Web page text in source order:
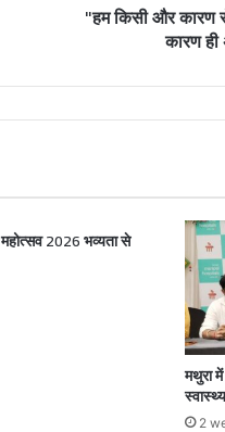
"हम किसी और कारण
कारण
महोत्सव 2026 भव्यता से
मथुरा
2